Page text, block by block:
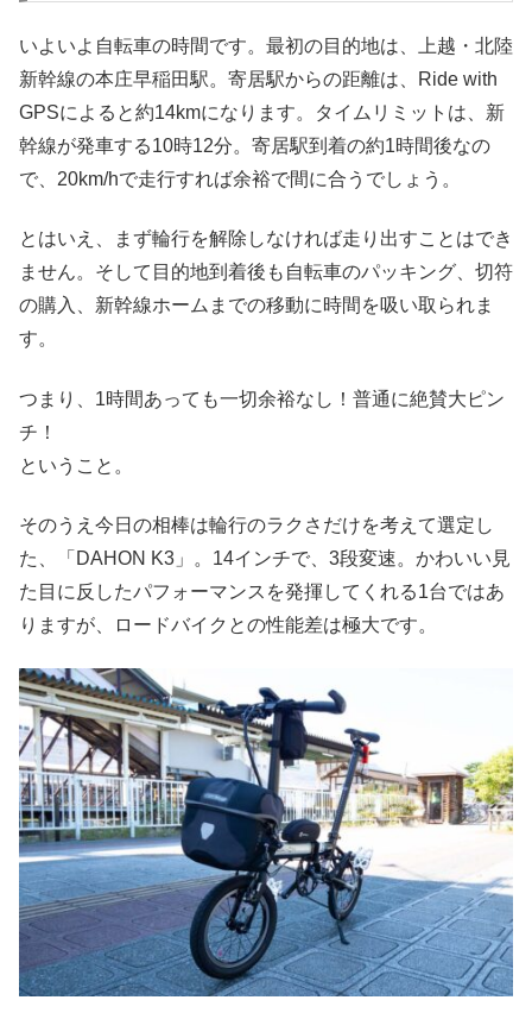
いよいよ自転車の時間です。最初の目的地は、上越・北陸
新幹線の本庄早稲田駅。寄居駅からの距離は、Ride with
GPSによると約14kmになります。タイムリミットは、新
幹線が発車する10時12分。寄居駅到着の約1時間後なの
で、20km/hで走行すれば余裕で間に合うでしょう。
とはいえ、まず輪行を解除しなければ走り出すことはでき
ません。そして目的地到着後も自転車のパッキング、切符
の購入、新幹線ホームまでの移動に時間を吸い取られま
す。
つまり、1時間あっても一切余裕なし！普通に絶賛大ピン
チ！
ということ。
そのうえ今日の相棒は輪行のラクさだけを考えて選定し
た、「DAHON K3」。14インチで、3段変速。かわいい見
た目に反したパフォーマンスを発揮してくれる1台ではあ
りますが、ロードバイクとの性能差は極大です。